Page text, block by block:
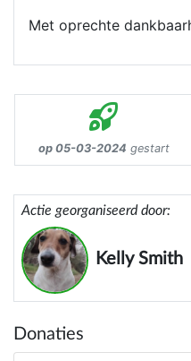
Met oprechte
op 05-03-2024 gestart
Actie georganiseerd door:
Kelly Smith
Donaties